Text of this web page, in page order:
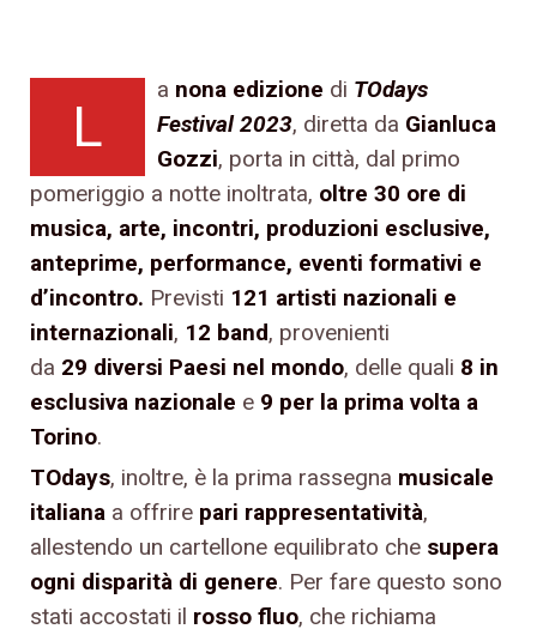
L
a nona edizione di TOdays
Festival 2023, diretta da Gianluca
Gozzi, porta in città, dal primo
pomeriggio a notte inoltrata, oltre 30 ore di
musica, arte, incontri, produzioni esclusive,
anteprime, performance, eventi formativi e
d’incontro. Previsti 121 artisti nazionali e
internazionali, 12 band, provenienti
da 29 diversi Paesi nel mondo, delle quali 8 in
esclusiva nazionale e 9 per la prima volta a
Torino.
TOdays, inoltre, è la prima rassegna musicale
italiana a offrire pari rappresentatività,
allestendo un cartellone equilibrato che supera
ogni disparità di genere. Per fare questo sono
stati accostati il rosso fluo, che richiama